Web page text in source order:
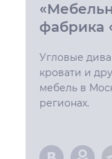
фабрика
Угловые
кровати и
мебель в
регионах.